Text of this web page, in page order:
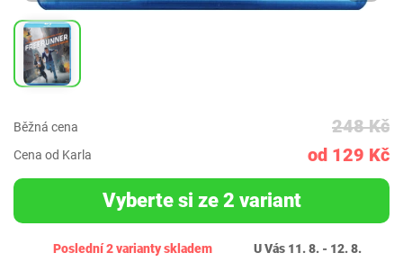
Běžná cena 248 Kč
Cena od Karla od 129 Kč
Vyberte si ze 2 variant
Poslední 2 varianty skladem
U Vás 11. 8. - 12. 8.